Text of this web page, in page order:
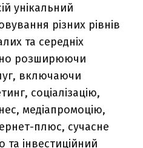
унікальний
різних рівнів
та середніх
розширюючи
включаючи
соціалізацію,
медіапромоцію,
плюс, сучасне
та інвестиційний